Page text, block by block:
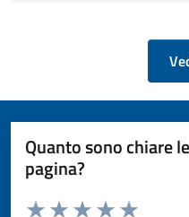
Quanto sono chiare
pagina?
Valuta da 1 a 5 stelle la pagina